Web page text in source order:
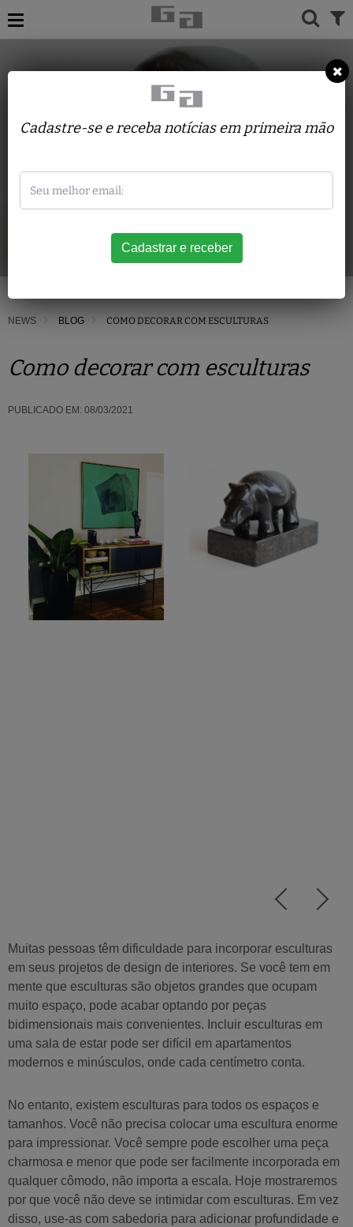
NEWS BLOG COMO DECORAR COM ESCULTURAS
Como decorar com esculturas
PUBLICADO EM: 08/03/2021
Muitas pessoas têm dificuldade para incorporar esculturas
em seus projetos de design de interiores. Se você tem em
mente que esculturas são objetos grandes que ocupam
muito espaço, pode acabar optando por peças
bidimensionais mais convenientes. Incluir esculturas em
uma sala de estar pode ser difícil em apartamentos
modernos e minúsculos, onde cada centímetro conta.
No entanto, existem esculturas para todos os espaços e
tamanhos. Você não precisa colocar uma escultura enorme
para impressionar. Você sempre pode escolher uma peça
charmosa e menor que pode ser facilmente incorporada em
qualquer cômodo, não importa a escala. Hoje mostraremos
por que você não deve se intimidar com esculturas. Em vez
disso, use-as com sabedoria para adicionar profundidade e
Cadastre-se e receba notícias em primeira mão